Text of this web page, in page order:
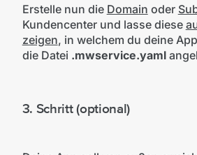
Erstelle nun die Domain oder
Kundencenter und lasse diese
zeigen, in welchem du deine
die Datei .mwservice.yaml
3. Schritt (optional)